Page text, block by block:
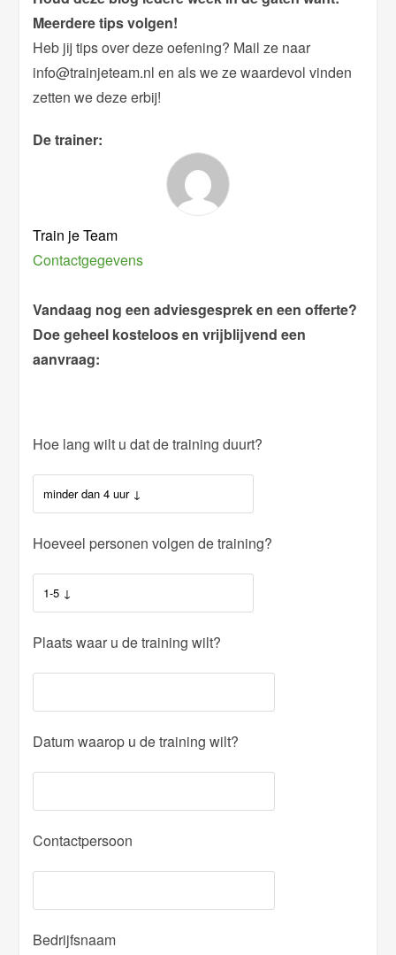
Meerdere tips volgen!
Heb jij tips over deze oefening? Mail ze naar
info@trainjeteam.nl en als we ze waardevol vinden
zetten we deze erbij!
De trainer:
Train je Team
Contactgegevens
Vandaag nog een adviesgesprek en een offerte?
Doe geheel kosteloos en vrijblijvend een
aanvraag:
Hoe lang wilt u dat de training duurt?
Hoeveel personen volgen de training?
Plaats waar u de training wilt?
Datum waarop u de training wilt?
Contactpersoon
Bedrijfsnaam